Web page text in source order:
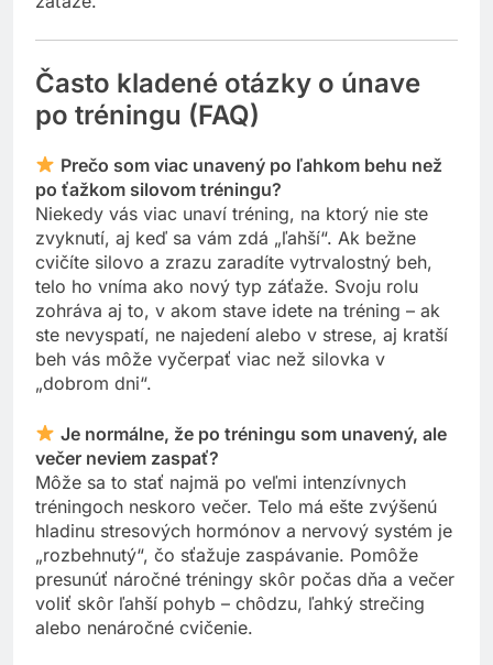
Často kladené otázky o únave
po tréningu (FAQ)
Prečo som viac unavený po ľahkom behu než
po ťažkom silovom tréningu?
Niekedy vás viac unaví tréning, na ktorý nie ste
zvyknutí, aj keď sa vám zdá „ľahší“. Ak bežne
cvičíte silovo a zrazu zaradíte vytrvalostný beh,
telo ho vníma ako nový typ záťaže. Svoju rolu
zohráva aj to, v akom stave idete na tréning – ak
ste nevyspatí, ne najedení alebo v strese, aj kratší
beh vás môže vyčerpať viac než silovka v
„dobrom dni“.
Je normálne, že po tréningu som unavený, ale
večer neviem zaspať?
Môže sa to stať najmä po veľmi intenzívnych
tréningoch neskoro večer. Telo má ešte zvýšenú
hladinu stresových hormónov a nervový systém je
„rozbehnutý“, čo sťažuje zaspávanie. Pomôže
presunúť náročné tréningy skôr počas dňa a večer
voliť skôr ľahší pohyb – chôdzu, ľahký strečing
alebo nenáročné cvičenie.